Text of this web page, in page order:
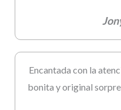
Encantada con la
bonita y original